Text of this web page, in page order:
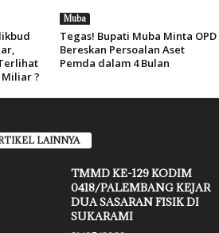
Miliar ?
Muba
Tegas! Bupati Muba Minta OPD
Bereskan Persoalan Aset
Pemda dalam 4 Bulan
LAINNYA
TMMD KE-129 KODIM
0418/PALEMBANG KEJAR
DUA SASARAN FISIK DI
SUKARAMI